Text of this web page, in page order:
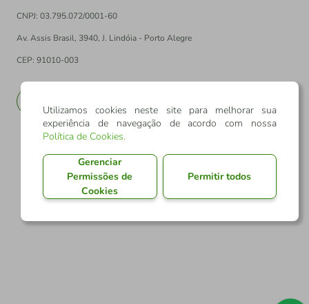
CNPJ: 03.795.072/0001-60
Av. Assis Brasil, 3940, J. Lindóia - Porto Alegre
CEP: 91010-003
Utilizamos cookies neste site para melhorar sua
experiência de navegação de acordo com nossa
Política de Cookies.
Gerenciar
Permissões de
Cookies
Permitir todos